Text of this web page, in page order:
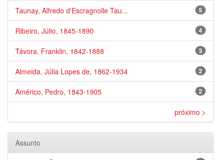
5
Taunay, Alfredo d'Escragnolle Tau...
4
Ribeiro, Júlio, 1845-1890
3
Távora, Franklin, 1842-1888
2
Almeida, Júlia Lopes de, 1862-1934
2
Américo, Pedro, 1843-1905
próximo >
Assunto